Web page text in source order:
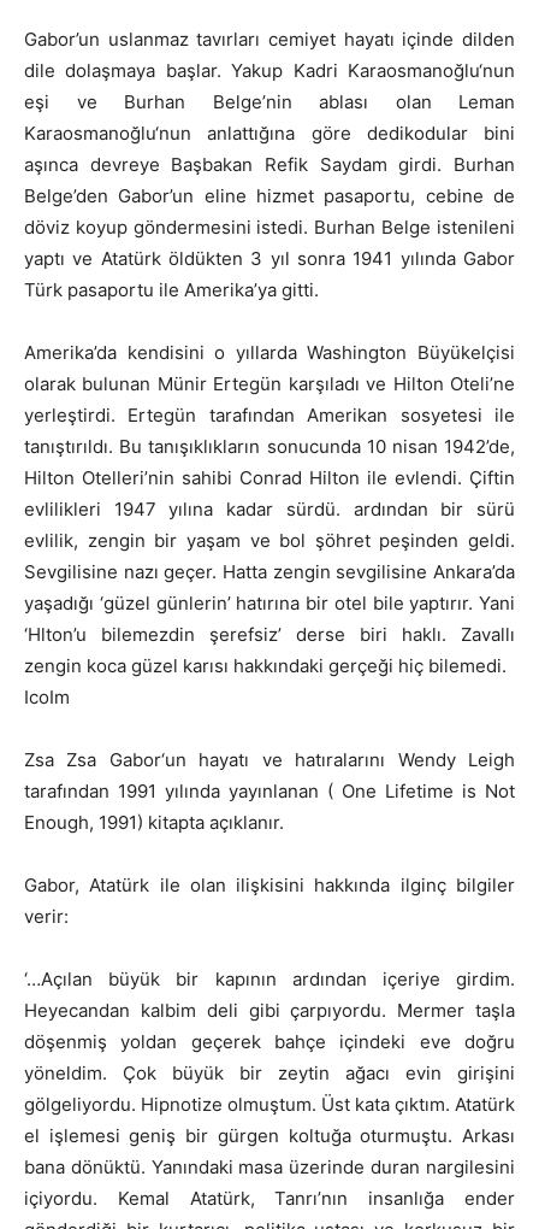
Gabor’un uslanmaz tavırları cemiyet hayatı içinde dilden
dile dolaşmaya başlar. Yakup Kadri Karaosmanoğlu‘nun
eşi ve Burhan Belge’nin ablası olan Leman
Karaosmanoğlu‘nun anlattığına göre dedikodular bini
aşınca devreye Başbakan Refik Saydam girdi. Burhan
Belge’den Gabor’un eline hizmet pasaportu, cebine de
döviz koyup göndermesini istedi. Burhan Belge istenileni
yaptı ve Atatürk öldükten 3 yıl sonra 1941 yılında Gabor
Türk pasaportu ile Amerika’ya gitti.
Amerika’da kendisini o yıllarda Washington Büyükelçisi
olarak bulunan Münir Ertegün karşıladı ve Hilton Oteli’ne
yerleştirdi. Ertegün tarafından Amerikan sosyetesi ile
tanıştırıldı. Bu tanışıklıkların sonucunda 10 nisan 1942’de,
Hilton Otelleri’nin sahibi Conrad Hilton ile evlendi. Çiftin
evlilikleri 1947 yılına kadar sürdü. ardından bir sürü
evlilik, zengin bir yaşam ve bol şöhret peşinden geldi.
Sevgilisine nazı geçer. Hatta zengin sevgilisine Ankara’da
yaşadığı ‘güzel günlerin’ hatırına bir otel bile yaptırır. Yani
‘Hlton’u bilemezdin şerefsiz’ derse biri haklı. Zavallı
zengin koca güzel karısı hakkındaki gerçeği hiç bilemedi.
IcoIm
Zsa Zsa Gabor‘un hayatı ve hatıralarını Wendy Leigh
tarafından 1991 yılında yayınlanan ( One Lifetime is Not
Enough, 1991) kitapta açıklanır.
Gabor, Atatürk ile olan ilişkisini hakkında ilginç bilgiler
verir:
‘…Açılan büyük bir kapının ardından içeriye girdim.
Heyecandan kalbim deli gibi çarpıyordu. Mermer taşla
döşenmiş yoldan geçerek bahçe içindeki eve doğru
yöneldim. Çok büyük bir zeytin ağacı evin girişini
gölgeliyordu. Hipnotize olmuştum. Üst kata çıktım. Atatürk
el işlemesi geniş bir gürgen koltuğa oturmuştu. Arkası
bana dönüktü. Yanındaki masa üzerinde duran nargilesini
içiyordu. Kemal Atatürk, Tanrı’nın insanlığa ender